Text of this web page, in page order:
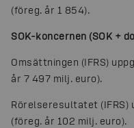
(föreg. år 1 854).
SOK-koncernen (SOK +
Omsättningen (IFRS)
år 7 497 milj. euro).
Rörelseresultatet
(föreg. år 102 milj. euro).